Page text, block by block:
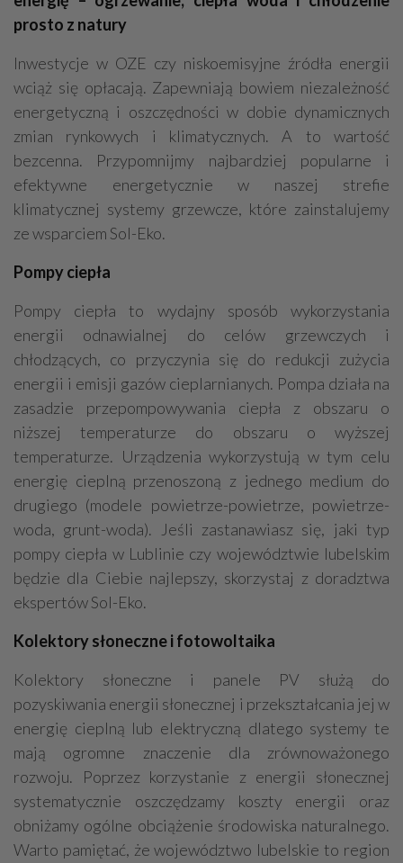
prosto z natury
Inwestycje w OZE czy niskoemisyjne źródła energii
wciąż się opłacają. Zapewniają bowiem niezależność
energetyczną i oszczędności w dobie dynamicznych
zmian rynkowych i klimatycznych. A to wartość
bezcenna. Przypomnijmy najbardziej popularne i
efektywne energetycznie w naszej strefie
klimatycznej systemy grzewcze, które zainstalujemy
ze wsparciem Sol-Eko.
Pompy ciepła
Pompy ciepła to wydajny sposób wykorzystania
energii odnawialnej do celów grzewczych i
chłodzących, co przyczynia się do redukcji zużycia
energii i emisji gazów cieplarnianych. Pompa działa na
zasadzie przepompowywania ciepła z obszaru o
niższej temperaturze do obszaru o wyższej
temperaturze. Urządzenia wykorzystują w tym celu
energię cieplną przenoszoną z jednego medium do
drugiego (modele powietrze-powietrze, powietrze-
woda, grunt-woda). Jeśli zastanawiasz się, jaki typ
pompy ciepła w Lublinie czy województwie lubelskim
będzie dla Ciebie najlepszy, skorzystaj z doradztwa
ekspertów Sol-Eko.
Kolektory słoneczne i fotowoltaika
Kolektory słoneczne i panele PV służą do
pozyskiwania energii słonecznej i przekształcania jej w
energię cieplną lub elektryczną dlatego systemy te
mają ogromne znaczenie dla zrównoważonego
rozwoju. Poprzez korzystanie z energii słonecznej
systematycznie oszczędzamy koszty energii oraz
obniżamy ogólne obciążenie środowiska naturalnego.
Warto pamiętać, że województwo lubelskie to region